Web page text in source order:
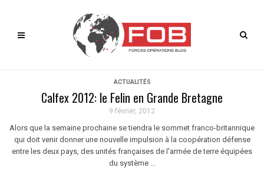
ACTUALITÉS
Calfex 2012: le Felin en Grande Bretagne
9 février, 2012
Alors que la semaine prochaine se tiendra le sommet franco-britannique
qui doit venir donner une nouvelle impulsion à la coopération défense
entre les deux pays, des unités françaises de l'armée de terre équipées
du système ...